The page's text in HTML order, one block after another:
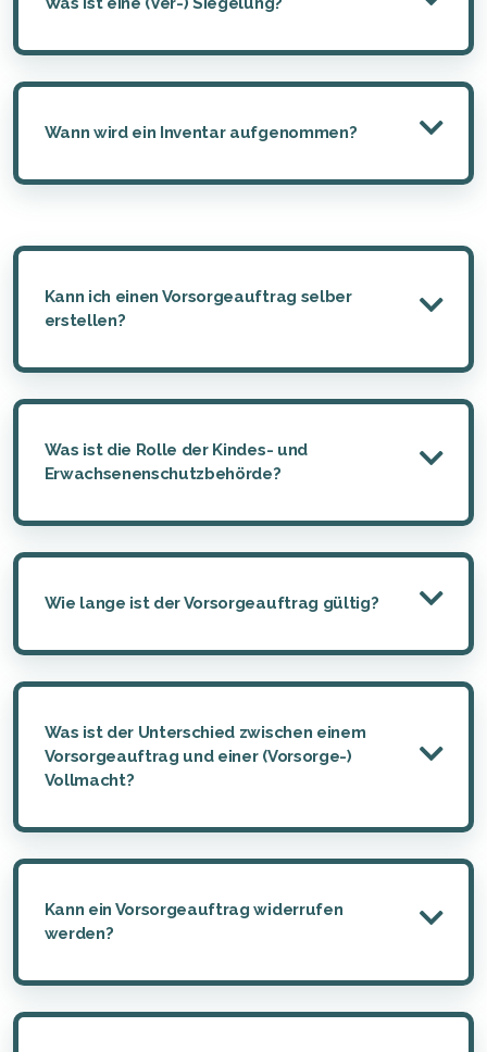
Wann wird ein Inventar aufgenommen?
Kann ich einen Vorsorgeauftrag selber
erstellen?
Was ist die Rolle der Kindes- und
Erwachsenenschutzbehörde?
Wie lange ist der Vorsorgeauftrag gültig?
Was ist der Unterschied zwischen einem
Vorsorgeauftrag und einer (Vorsorge-)
Vollmacht?
Kann ein Vorsorgeauftrag widerrufen
werden?